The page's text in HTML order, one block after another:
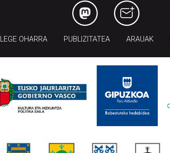
LEGE OHARRA PUBLIZITATEA ARAUAK